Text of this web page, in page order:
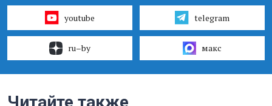
youtube telegram
ru–by макс
Читайте также